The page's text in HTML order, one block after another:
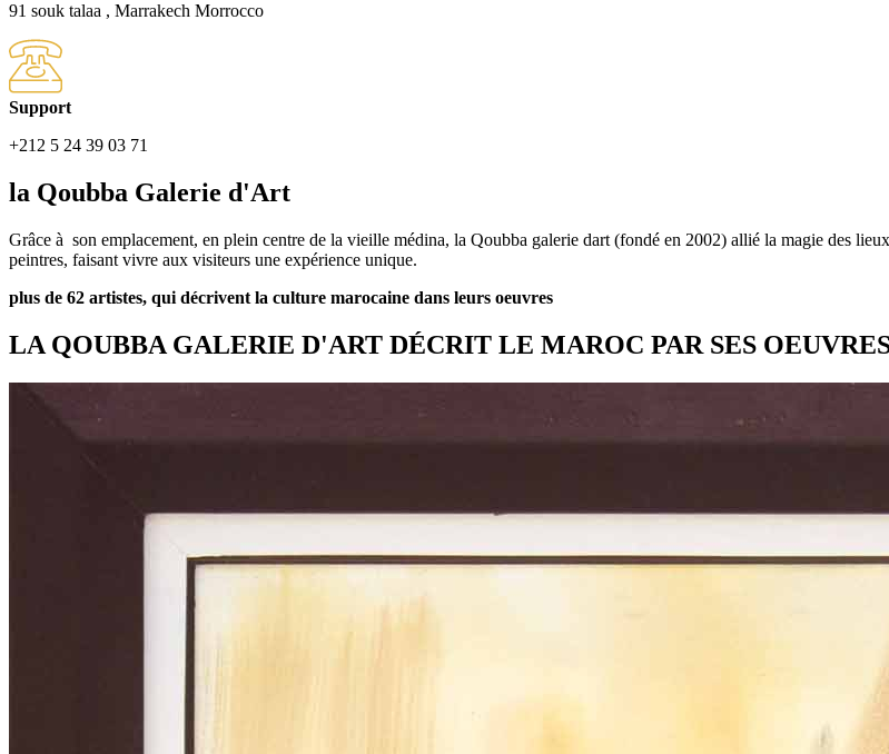
91 souk talaa , Marrakech Morrocco
Support
+212 5 24 39 03 71
la Qoubba Galerie d'Art
Grâce à son emplacement, en plein centre de la vieille médina, la Qoubba galerie dart (fondé en 2002) allié la magie des
peintres, faisant vivre aux visiteurs une expérience unique.
plus de 62 artistes, qui décrivent la culture marocaine dans leurs oeuvres
LA QOUBBA GALERIE D'ART DÉCRIT LE MAROC PAR SES